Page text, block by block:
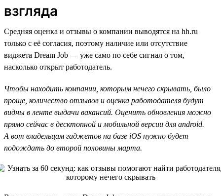
взгляда
Средняя оценка и отзывы о компании выводятся на hh.ru
только с её согласия, поэтому наличие или отсутствие
виджета Dream Job — уже само по себе сигнал о том,
насколько открыт работодатель.
Чтобы находить компании, которым нечего скрывать, было
проще, количество отзывов и оценка работодателя будут
видны в ленте выдачи вакансий. Оценить обновления можно
прямо сейчас в десктопной и мобильной версии для android.
А вот владельцам гаджетов на базе iOS нужно будет
подождать до второй половины марта.